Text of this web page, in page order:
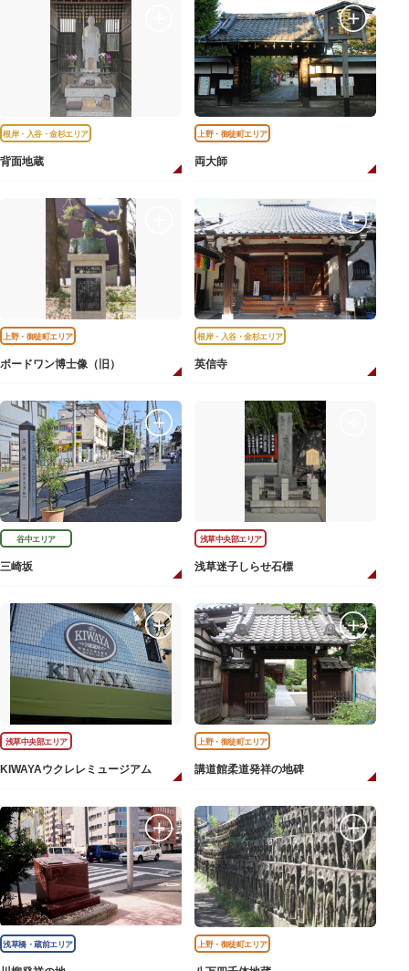
根岸・入谷・金杉エリア
背面地蔵
上野・御徒町エリア
両大師
上野・御徒町エリア
ボードワン博士像（旧）
根岸・入谷・金杉エリア
英信寺
谷中エリア
三崎坂
浅草中央部エリア
浅草迷子しらせ石標
浅草中央部エリア
KIWAYAウクレレミュージアム
上野・御徒町エリア
講道館柔道発祥の地碑
浅草橋・蔵前エリア 上野・御徒町エリア